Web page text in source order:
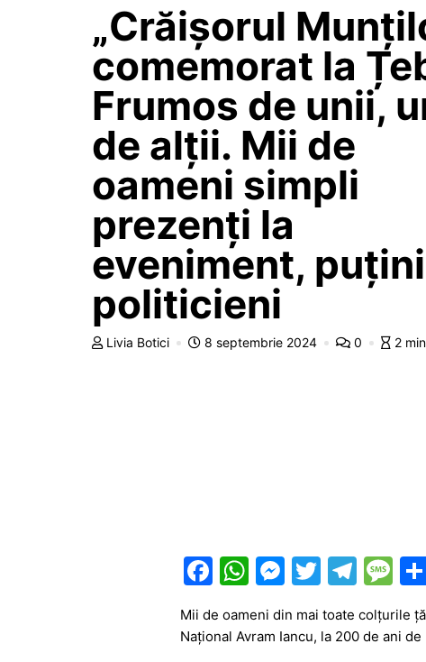
„Crăișorul
comemorat la
Frumos de unii,
de alții. Mii de
oameni simpli
prezenți la
eveniment, puțini
politicieni
Livia Botici 8 septembrie 2024 0 2
F
c
W
at
M
s
T
itt
T
e
M
e
s
Mii de oameni din mai toate colțurile
Național Avram Iancu, la 200 de ani